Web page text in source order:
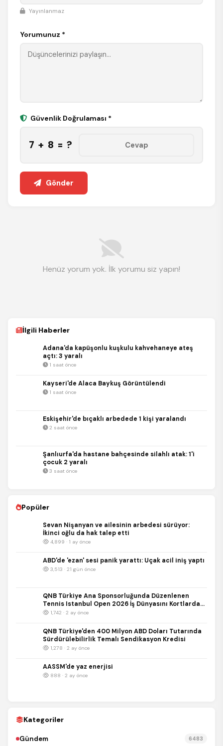
Yayınlanmaz
Yorumunuz *
Güvenlik Doğrulaması *
7 + 8 = ?
Gönder
Henüz yorum yok. İlk yorumu siz yapın!
İlgili Haberler
Adana'da kapüşonlu kuşkulu kahvehaneye ateş
açtı: 3 yaralı
1 saat önce
Kayseri'de Alaca Baykuş Görüntülendi
1 saat önce
Eskişehir'de bıçaklı arbedede 1 kişi yaralandı
2 saat önce
Şanlıurfa'da hastane bahçesinde silahlı atak: 1'i
çocuk 2 yaralı
3 saat önce
Popüler
Sevan Nişanyan ve ailesinin arbedesi sürüyor:
İkinci oğlu da hak talep etti
4,899 · 1 ay önce
ABD'de 'ezan' sesi panik yarattı: Uçak acil iniş yaptı
3,513 · 21 gün önce
QNB Türkiye Ana Sponsorluğunda Düzenlenen
Tennis Istanbul Open 2026 İş Dünyasını Kortlarda
Buluşturdu
1,742 · 2 ay önce
QNB Türkiye'den 400 Milyon ABD Doları Tutarında
Sürdürülebilirlik Temalı Sendikasyon Kredisi
1,278 · 2 ay önce
AASSM'de yaz enerjisi
888 · 2 ay önce
Kategoriler
Gündem 6483